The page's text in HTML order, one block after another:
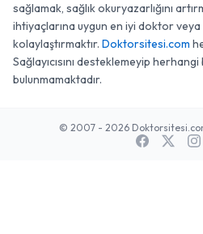
sağlamak, sağlık okuryazarlığını
ihtiyaçlarına uygun en iyi doktor veya
kolaylaştırmaktır. Doktorsitesi.com
Sağlayıcısını desteklemeyip
bulunmamaktadır.
© 2007 - 2026